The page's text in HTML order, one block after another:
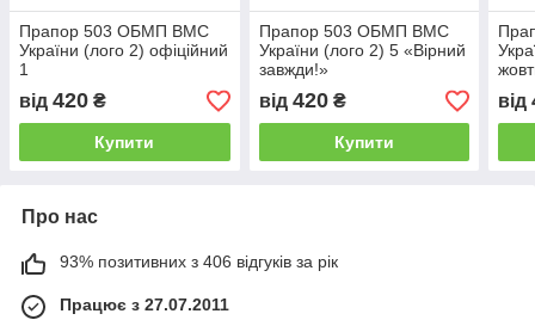
Прапор 503 ОБМП ВМС
України (лого 2) офіційний
1
від 420 ₴
Купити
Прапор 503 ОБМП ВМС
України (лого 2) 5 «Вірний
завжди!»
від 420₴
Купити
від
Про нас
93% позитивних з 406 відгуків за рік
Працює з 27.07.2011